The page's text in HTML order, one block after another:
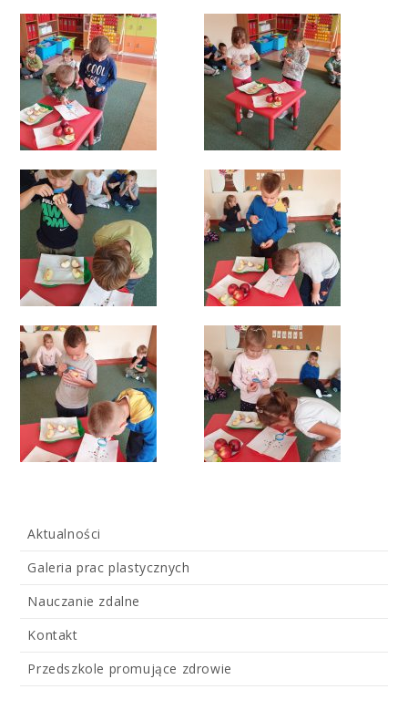
Aktualności
Galeria prac plastycznych
Nauczanie zdalne
Kontakt
Przedszkole promujące zdrowie